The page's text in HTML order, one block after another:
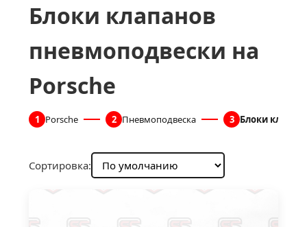
Блоки клапанов
пневмоподвески на
Porsche
1 Porsche 2 Пневмоподвеска 3 Блоки
Сортировка: